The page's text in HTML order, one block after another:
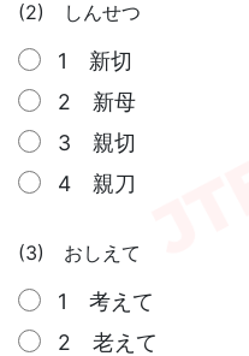
(2) しんせつ
1 新切
2 新母
3 親切
4 親刀
(3) おしえて
1 考えて
2 老えて